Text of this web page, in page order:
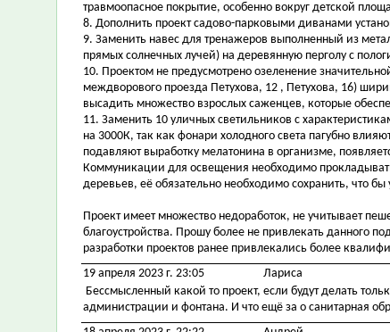
травмоопасное покрытие, особенно вокруг детской
8. Дополнить проект садово-парковыми диванами
9. Заменить навес для тренажеров выполненный из
прямых солнечных лучей) на деревянную перголу с
10. Проектом не предусмотрено озеленение
междворового проезда Петухова, 12 , Петухова, 16)
высадить множество взрослых саженцев, которые
11. Заменить 10 уличных светильников с
на 3000К, так как фонари холодного света пагубно
подавляют выработку мелатонина в организме,
Коммуникации для освещения необходимо
деревьев, её обязательно необходимо сохранить, что
Проект имеет множество недоработок, не учитывает
благоустройства. Прошу более не привлекать данного
разработки проектов ранее привлекались более
19 апреля 2023 г. 23:05
Лариса
Бессмысленный какой то проект, если будут делать
администрации и фонтана. И что ещё за о санитарная